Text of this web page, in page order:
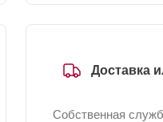
Доставка
Собственная